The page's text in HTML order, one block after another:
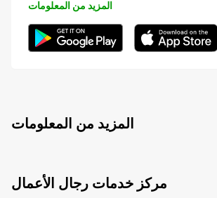
المزيد من المعلومات
المزيد من المعلومات
مركز خدمات رجال الأعمال